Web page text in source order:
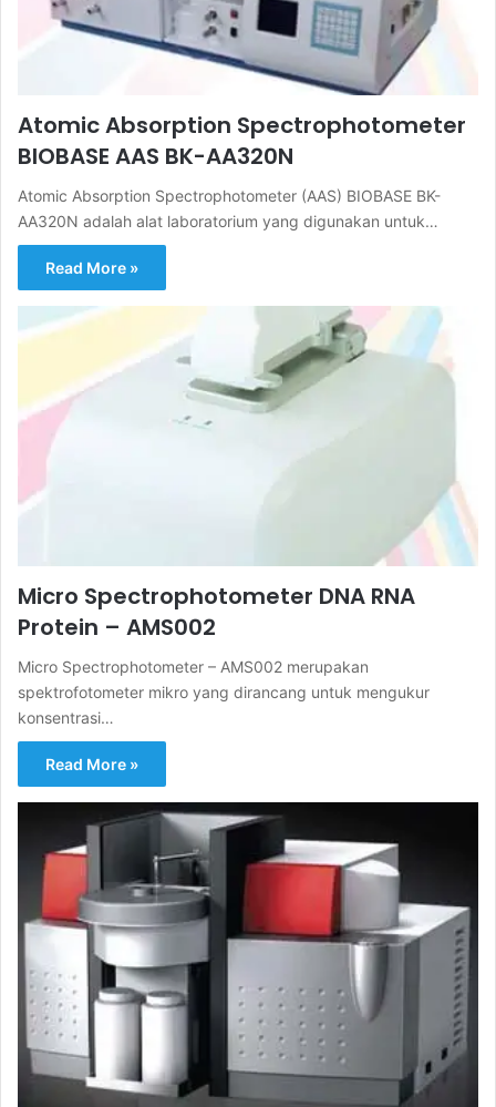
Atomic Absorption Spectrophotometer
BIOBASE AAS BK-AA320N
Atomic Absorption Spectrophotometer (AAS) BIOBASE BK-
AA320N adalah alat laboratorium yang digunakan untuk…
Read More »
Micro Spectrophotometer DNA RNA
Protein – AMS002
Micro Spectrophotometer – AMS002 merupakan
spektrofotometer mikro yang dirancang untuk mengukur
konsentrasi…
Read More »